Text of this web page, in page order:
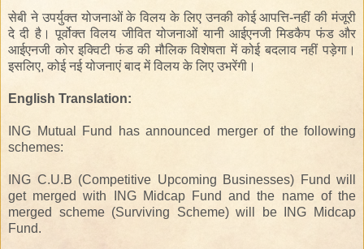
सेबी ने उपर्युक्त योजनाओं के विलय के लिए उनकीकोईआपत्ति-नहीं की मंजूरी
दे दी है।पूर्वोक्त विलय जीवित योजनाओं यानी आईएनजी मिडकैप फंड और
आईएनजी कोर इक्विटी फंड की मौलिक विशेषता में कोई बदलाव नहीं पड़ेगा ।
इसलिए, कोई नई योजनाएं बाद मेंविलय के लिए उभरेंगी ।
English Translation:
ING Mutual Fund has announced merger of the following
schemes:
ING C.U.B (Competitive Upcoming Businesses) Fund will
get merged with ING Midcap Fund and the name of the
merged scheme (Surviving Scheme) will be ING Midcap
Fund.